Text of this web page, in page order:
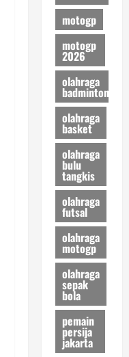
motogp
motogp
2026
olahraga
badminton
olahraga
basket
olahraga
bulu
tangkis
olahraga
futsal
olahraga
motogp
olahraga
sepak
bola
pemain
persija
jakarta